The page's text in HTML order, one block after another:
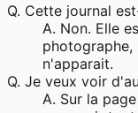
Q. Cette journal
A. Non. Elle
photographe,
n'apparait.
Q. Je veux voir
A. Sur la